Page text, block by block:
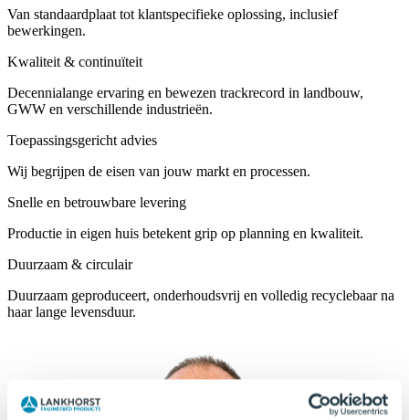
Van standaardplaat tot klantspecifieke oplossing, inclusief
bewerkingen.
Kwaliteit & continuïteit
Decennialange ervaring en bewezen trackrecord in landbouw,
GWW en verschillende industrieën.
Toepassingsgericht advies
Wij begrijpen de eisen van jouw markt en processen.
Snelle en betrouwbare levering
Productie in eigen huis betekent grip op planning en kwaliteit.
Duurzaam & circulair
Duurzaam geproduceert, onderhoudsvrij en volledig recyclebaar na
haar lange levensduur.